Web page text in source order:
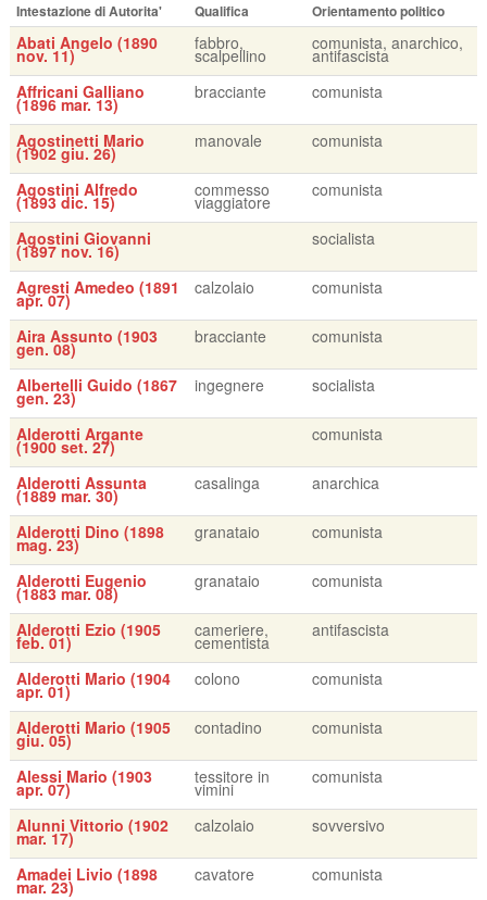
Intestazione di Autorita' Qualifica Orientamento politico
Abati Angelo (1890
nov. 11)
fabbro,
scalpellino
comunista, anarchico,
antifascista
Affricani Galliano
(1896 mar. 13)
bracciante comunista
Agostinetti Mario
(1902 giu. 26)
manovale comunista
Agostini Alfredo
(1893 dic. 15)
commesso
viaggiatore
comunista
Agostini Giovanni
(1897 nov. 16)
socialista
Agresti Amedeo (1891
apr. 07)
calzolaio comunista
Aira Assunto (1903
gen. 08)
bracciante comunista
Albertelli Guido (1867
gen. 23)
ingegnere socialista
Alderotti Argante
(1900 set. 27)
comunista
Alderotti Assunta
(1889 mar. 30)
casalinga anarchica
Alderotti Dino (1898
mag. 23)
granataio comunista
Alderotti Eugenio
(1883 mar. 08)
granataio comunista
Alderotti Ezio (1905
feb. 01)
cameriere,
cementista
antifascista
Alderotti Mario (1904
apr. 01)
colono comunista
Alderotti Mario (1905
giu. 05)
contadino comunista
Alessi Mario (1903
apr. 07)
tessitore in
vimini
comunista
Alunni Vittorio (1902
mar. 17)
calzolaio sovversivo
Amadei Livio (1898
mar. 23)
cavatore comunista